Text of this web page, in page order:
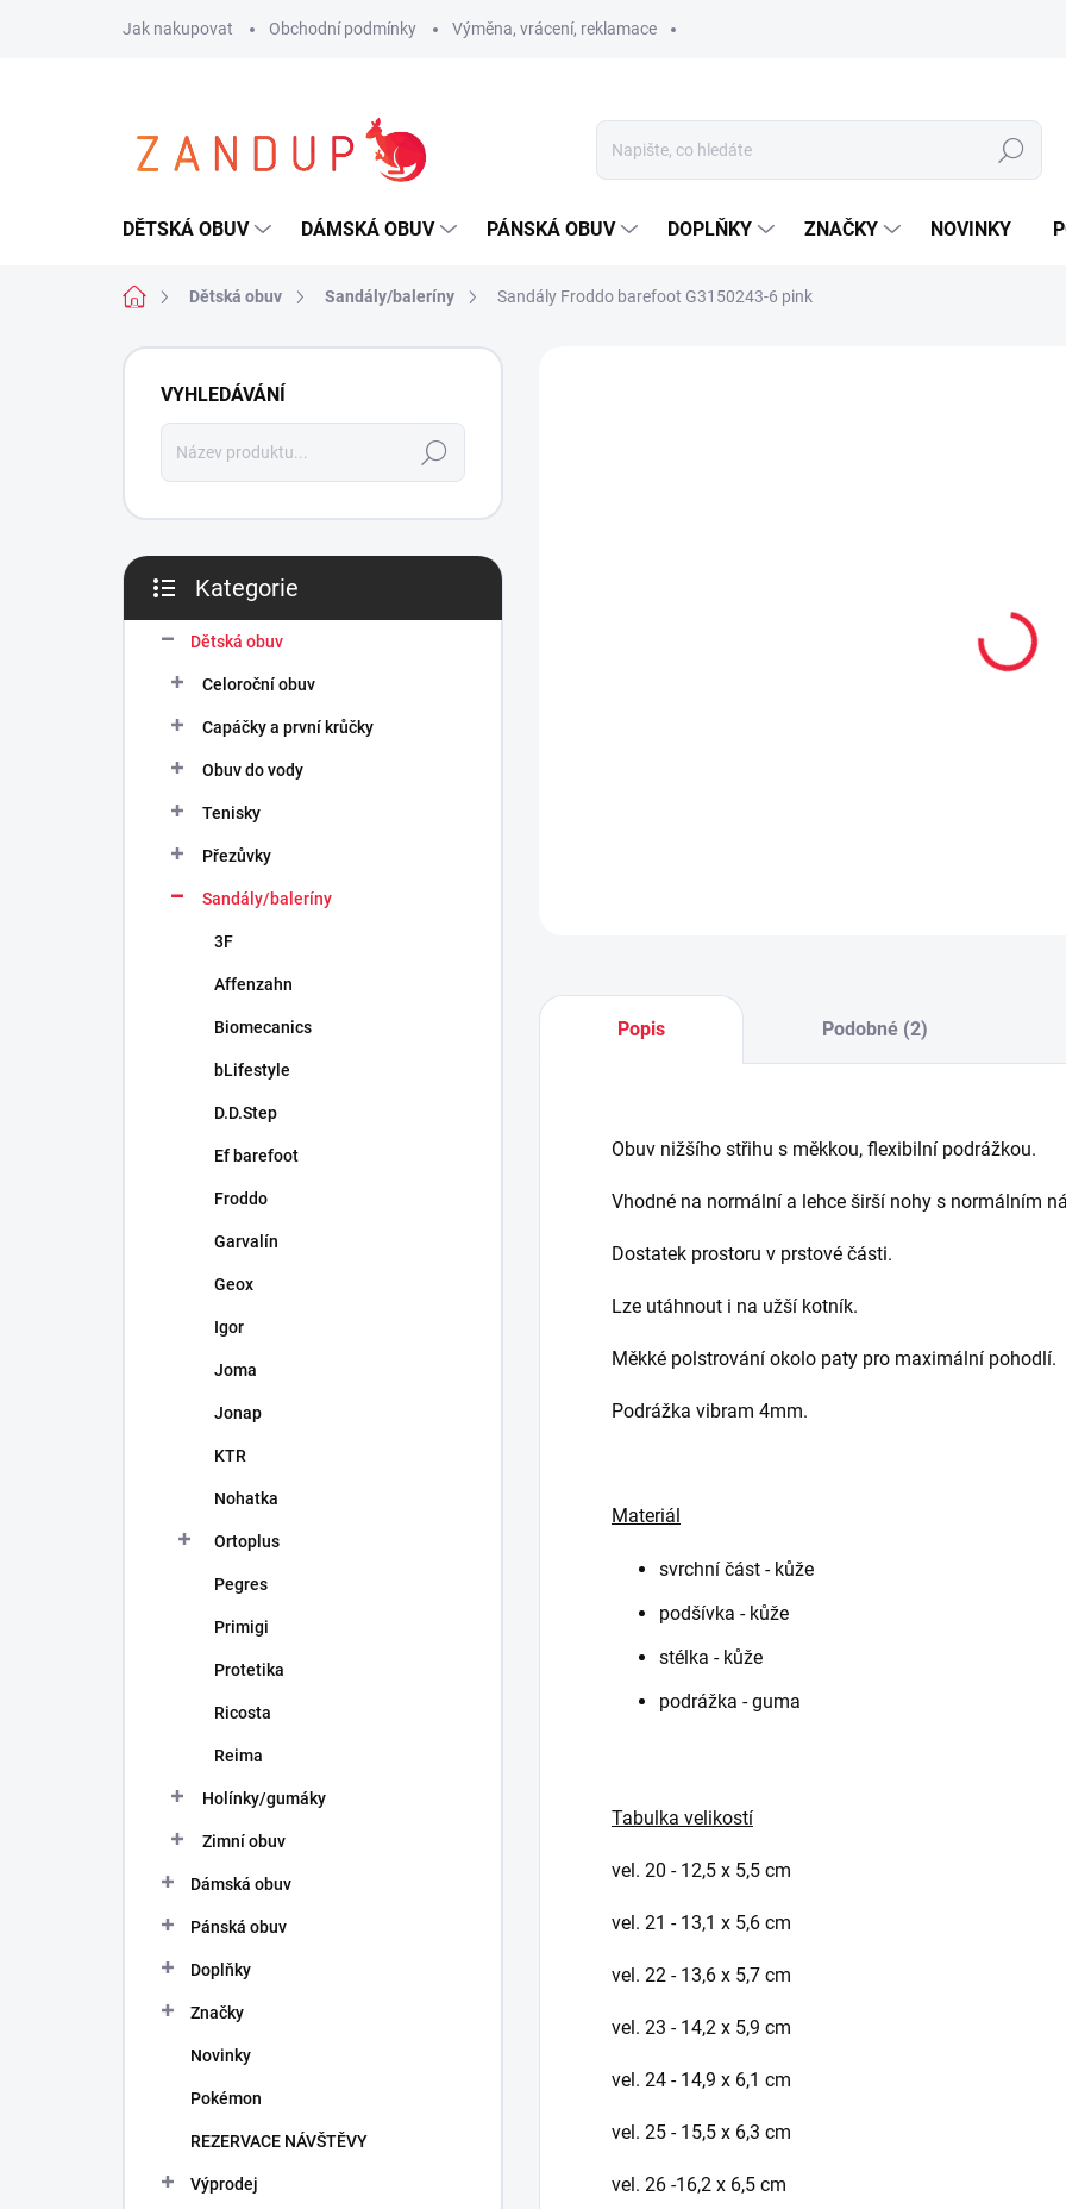
Jak nakupovat Obchodní podmínky Výměna, vrácení, reklamace
Hledat
DĚTSKÁ OBUV DÁMSKÁ OBUV PÁNSKÁ OBUV DOPLŇKY ZNAČKY NOVINKY
Domů Dětská obuv Sandály/baleríny Sandály Froddo barefoot G3150243-6 pink
P
n
í
a
VYHLEDÁVÁNÍ
Hledat
kategorie
Kategorie
Dětská obuv
Celoroční obuv
Capáčky a první krůčky
Obuv do vody
Tenisky
Přezůvky
Sandály/baleríny
3F
Affenzahn
Biomecanics
bLifestyle
D.D.Step
Ef barefoot
Froddo
Garvalín
Geox
Igor
Joma
Jonap
KTR
Nohatka
Ortoplus
Pegres
Primigi
Protetika
Ricosta
Reima
Holínky/gumáky
Zimní obuv
Dámská obuv
Pánská obuv
Doplňky
Značky
Novinky
Pokémon
REZERVACE NÁVŠTĚVY
Výprodej
Popis Podobné (2)
Obuv nižšího střihu s měkkou, flexibilní podrážkou.
Vhodné na normální a lehce širší nohy s normálním
Dostatek prostoru v prstové části.
Lze utáhnout i na užší kotník.
Měkké polstrování okolo paty pro maximální pohodlí.
Podrážka vibram 4mm.
Materiál
svrchní část - kůže
podšívka - kůže
stélka - kůže
podrážka - guma
Tabulka velikostí
vel. 20 - 12,5 x 5,5 cm
vel. 21 - 13,1 x 5,6 cm
vel. 22 - 13,6 x 5,7 cm
vel. 23 - 14,2 x 5,9 cm
vel. 24 - 14,9 x 6,1 cm
vel. 25 - 15,5 x 6,3 cm
vel. 26 -16,2 x 6,5 cm